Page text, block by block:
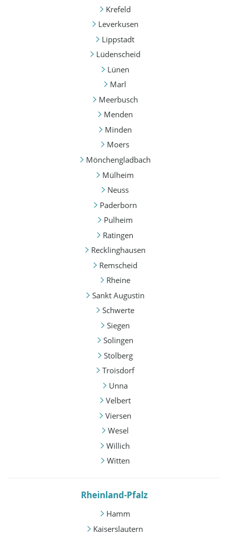
Krefeld
Leverkusen
Lippstadt
Lüdenscheid
Lünen
Marl
Meerbusch
Menden
Minden
Moers
Mönchengladbach
Mülheim
Neuss
Paderborn
Pulheim
Ratingen
Recklinghausen
Remscheid
Rheine
Sankt Augustin
Schwerte
Siegen
Solingen
Stolberg
Troisdorf
Unna
Velbert
Viersen
Wesel
Willich
Witten
Rheinland-Pfalz
Hamm
Kaiserslautern